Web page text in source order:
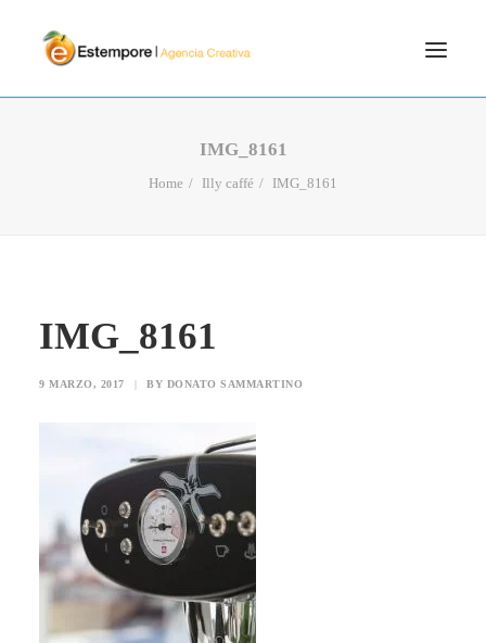
SEARCH
IMG_8161
Home Illy caffé IMG_8161
IMG_8161
9 MARZO, 2017 | BY DONATO SAMMARTINO